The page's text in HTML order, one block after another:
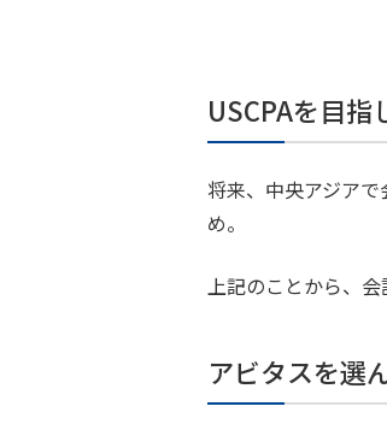
USCPAを目指
将来、中央アジア
め。
上記のことから、
アビタスを選